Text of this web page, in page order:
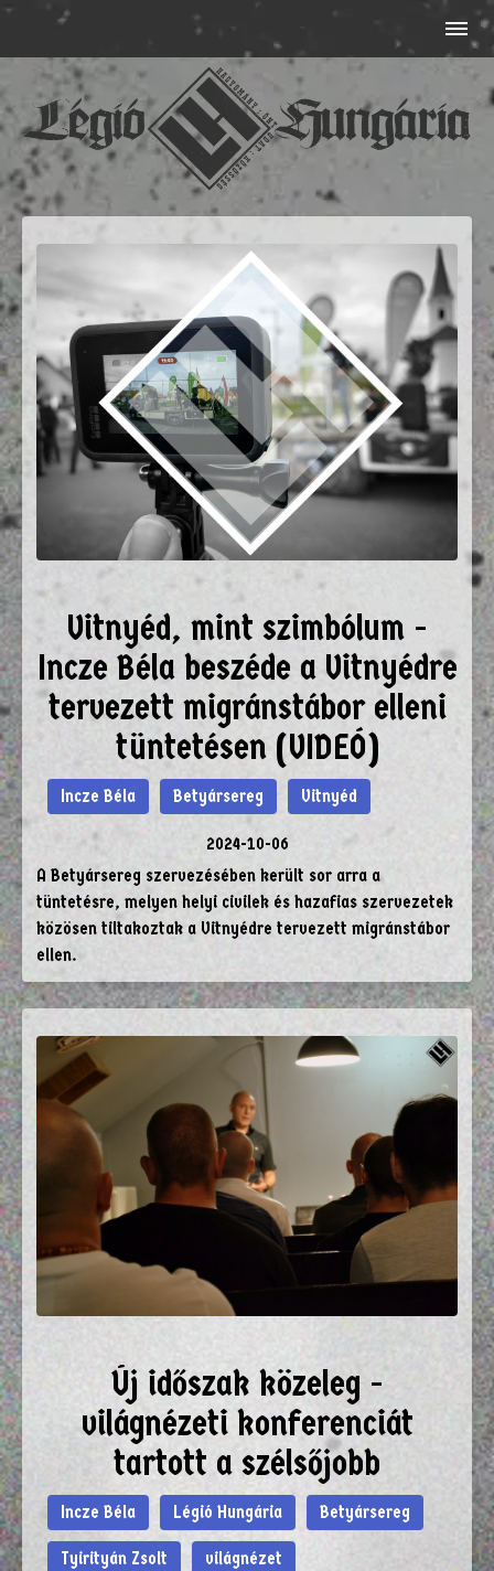
Vitnyéd, mint szimbólum -
Incze Béla beszéde a Vitnyédre
tervezett migránstábor elleni
tüntetésen (VIDEÓ)
Incze Béla Betyársereg Vitnyéd
2024-10-06
A Betyársereg szervezésében került sor arra a
tüntetésre, melyen helyi civilek és hazafias szervezetek
közösen tiltakoztak a Vitnyédre tervezett migránstábor
ellen.
Új időszak közeleg -
világnézeti konferenciát
tartott a szélsőjobb
Incze Béla Légió Hungária Betyársereg
Tyirityán Zsolt világnézet